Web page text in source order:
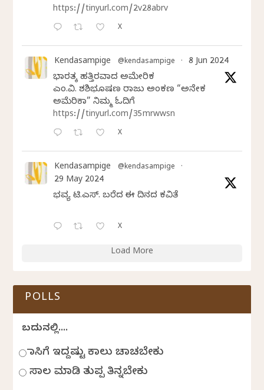
https://tinyurl.com/2v28abrv
X
Kendasampige @kendasampige · 8 Jun 2024
ಭಾರತಕ್ಕೆ ಹತ್ತಿರವಾದ ಅಮೇರಿಕ
ಎಂ.ವಿ. ಶಶಿಭೂಷಣ ರಾಜು ಅಂಕಣ “ಅನೇಕ
ಅಮೆರಿಕಾ” ನಿಮ್ಮ ಓದಿಗೆ
https://tinyurl.com/35mrwwsn
X
Kendasampige @kendasampige ·
29 May 2024
ಭವ್ಯ ಟಿ.ಎಸ್. ಬರೆದ ಈ ದಿನದ ಕವಿತೆ
X
Load More
POLLS
ಬದುಕಿನಲ್ಲಿ....
ಹಾಸಿಗೆ ಇದ್ದಷ್ಟು ಕಾಲು ಚಾಚಬೇಕು
ಸಾಲ ಮಾಡಿ ತುಪ್ಪ ತಿನ್ನಬೇಕು